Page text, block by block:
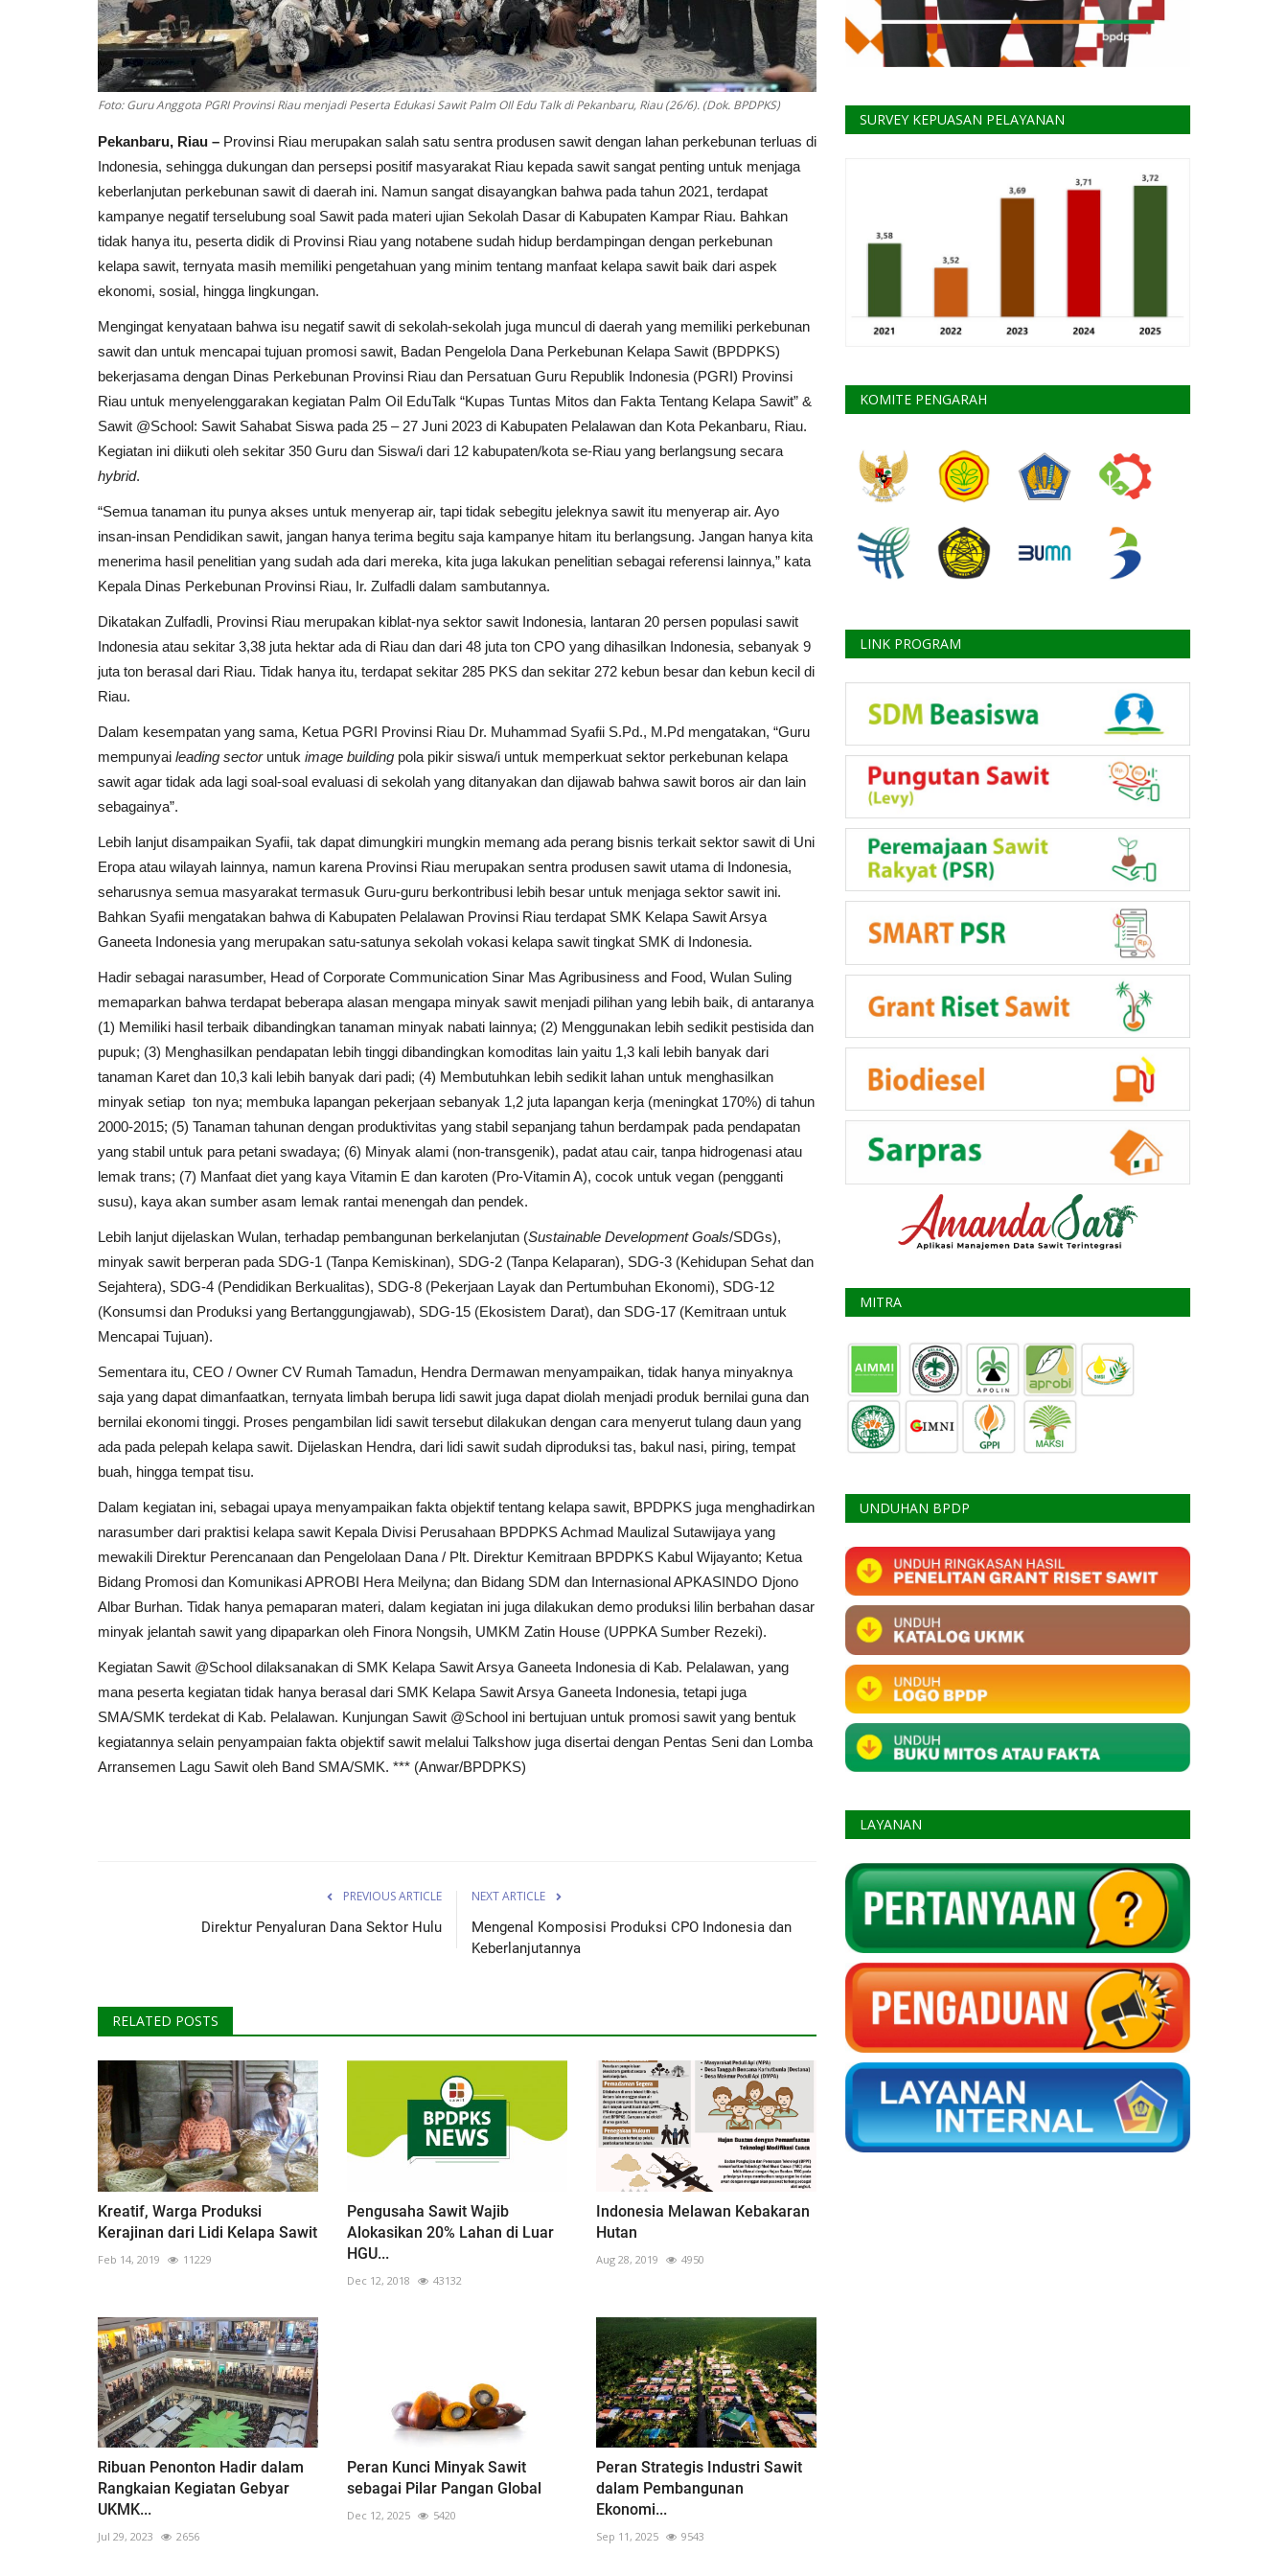
Foto: Guru Anggota PGRI Provinsi Riau menjadi Peserta Edukasi Sawit Palm OIl Edu Talk di Pekanbaru, Riau (26/6). (Dok. BPDPKS)
Pekanbaru, Riau – Provinsi Riau merupakan salah satu sentra produsen sawit dengan lahan perkebunan terluas di
Indonesia, sehingga dukungan dan persepsi positif masyarakat Riau kepada sawit sangat penting untuk menjaga
keberlanjutan perkebunan sawit di daerah ini. Namun sangat disayangkan bahwa pada tahun 2021, terdapat
kampanye negatif terselubung soal Sawit pada materi ujian Sekolah Dasar di Kabupaten Kampar Riau. Bahkan
tidak hanya itu, peserta didik di Provinsi Riau yang notabene sudah hidup berdampingan dengan perkebunan
kelapa sawit, ternyata masih memiliki pengetahuan yang minim tentang manfaat kelapa sawit baik dari aspek
ekonomi, sosial, hingga lingkungan.
Mengingat kenyataan bahwa isu negatif sawit di sekolah-sekolah juga muncul di daerah yang memiliki perkebunan
sawit dan untuk mencapai tujuan promosi sawit, Badan Pengelola Dana Perkebunan Kelapa Sawit (BPDPKS)
bekerjasama dengan Dinas Perkebunan Provinsi Riau dan Persatuan Guru Republik Indonesia (PGRI) Provinsi
Riau untuk menyelenggarakan kegiatan Palm Oil EduTalk “Kupas Tuntas Mitos dan Fakta Tentang Kelapa Sawit” &
Sawit @School: Sawit Sahabat Siswa pada 25 – 27 Juni 2023 di Kabupaten Pelalawan dan Kota Pekanbaru, Riau.
Kegiatan ini diikuti oleh sekitar 350 Guru dan Siswa/i dari 12 kabupaten/kota se-Riau yang berlangsung secara
hybrid.
“Semua tanaman itu punya akses untuk menyerap air, tapi tidak sebegitu jeleknya sawit itu menyerap air. Ayo
insan-insan Pendidikan sawit, jangan hanya terima begitu saja kampanye hitam itu berlangsung. Jangan hanya kita
menerima hasil penelitian yang sudah ada dari mereka, kita juga lakukan penelitian sebagai referensi lainnya,” kata
Kepala Dinas Perkebunan Provinsi Riau, Ir. Zulfadli dalam sambutannya.
Dikatakan Zulfadli, Provinsi Riau merupakan kiblat-nya sektor sawit Indonesia, lantaran 20 persen populasi sawit
Indonesia atau sekitar 3,38 juta hektar ada di Riau dan dari 48 juta ton CPO yang dihasilkan Indonesia, sebanyak 9
juta ton berasal dari Riau. Tidak hanya itu, terdapat sekitar 285 PKS dan sekitar 272 kebun besar dan kebun kecil di
Riau.
Dalam kesempatan yang sama, Ketua PGRI Provinsi Riau Dr. Muhammad Syafii S.Pd., M.Pd mengatakan, “Guru
mempunyai leading sectoruntuk image building pola pikir siswa/i untuk memperkuat sektor perkebunan kelapa
sawit agar tidak ada lagi soal-soal evaluasi di sekolah yang ditanyakan dan dijawab bahwa sawit boros air dan lain
sebagainya”.
Lebih lanjut disampaikan Syafii, tak dapat dimungkiri mungkin memang ada perang bisnis terkait sektor sawit di Uni
Eropa atau wilayah lainnya, namun karena Provinsi Riau merupakan sentra produsen sawit utama di Indonesia,
seharusnya semua masyarakat termasuk Guru-guru berkontribusi lebih besar untuk menjaga sektor sawit ini.
Bahkan Syafii mengatakan bahwa di Kabupaten Pelalawan Provinsi Riau terdapat SMK Kelapa Sawit Arsya
Ganeeta Indonesia yang merupakan satu-satunya sekolah vokasi kelapa sawit tingkat SMK di Indonesia.
Hadir sebagai narasumber, Head of Corporate Communication Sinar Mas Agribusiness and Food, Wulan Suling
memaparkan bahwa terdapat beberapa alasan mengapa minyak sawit menjadi pilihan yang lebih baik, di antaranya
(1) Memiliki hasil terbaik dibandingkan tanaman minyak nabati lainnya; (2) Menggunakan lebih sedikit pestisida dan
pupuk; (3) Menghasilkan pendapatan lebih tinggi dibandingkan komoditas lain yaitu 1,3 kali lebih banyak dari
tanaman Karet dan 10,3 kali lebih banyak dari padi; (4) Membutuhkan lebih sedikit lahan untuk menghasilkan
minyak setiap ton nya; membuka lapangan pekerjaan sebanyak 1,2 juta lapangan kerja (meningkat 170%) di tahun
2000-2015; (5) Tanaman tahunan dengan produktivitas yang stabil sepanjang tahun berdampak pada pendapatan
yang stabil untuk para petani swadaya; (6) Minyak alami (non-transgenik), padat atau cair, tanpa hidrogenasi atau
lemak trans; (7) Manfaat diet yang kaya Vitamin E dan karoten (Pro-Vitamin A), cocok untuk vegan (pengganti
susu), kaya akan sumber asam lemak rantai menengah dan pendek.
Lebih lanjut dijelaskan Wulan, terhadap pembangunan berkelanjutan (Sustainable Development Goals/SDGs),
minyak sawit berperan pada SDG-1 (Tanpa Kemiskinan), SDG-2 (Tanpa Kelaparan), SDG-3 (Kehidupan Sehat dan
Sejahtera), SDG-4 (Pendidikan Berkualitas), SDG-8 (Pekerjaan Layak dan Pertumbuhan Ekonomi), SDG-12
(Konsumsi dan Produksi yang Bertanggungjawab), SDG-15 (Ekosistem Darat), dan SDG-17 (Kemitraan untuk
Mencapai Tujuan).
Sementara itu, CEO / Owner CV Rumah Tamadun, Hendra Dermawan menyampaikan, tidak hanya minyaknya
saja yang dapat dimanfaatkan, ternyata limbah berupa lidi sawit juga dapat diolah menjadi produk bernilai guna dan
bernilai ekonomi tinggi. Proses pengambilan lidi sawit tersebut dilakukan dengan cara menyerut tulang daun yang
ada pada pelepah kelapa sawit. Dijelaskan Hendra, dari lidi sawit sudah diproduksi tas, bakul nasi, piring, tempat
buah, hingga tempat tisu.
Dalam kegiatan ini, sebagai upaya menyampaikan fakta objektif tentang kelapa sawit, BPDPKS juga menghadirkan
narasumber dari praktisi kelapa sawit Kepala Divisi Perusahaan BPDPKS Achmad Maulizal Sutawijaya yang
mewakili Direktur Perencanaan dan Pengelolaan Dana / Plt. Direktur Kemitraan BPDPKS Kabul Wijayanto; Ketua
Bidang Promosi dan Komunikasi APROBI Hera Meilyna; dan Bidang SDM dan Internasional APKASINDO Djono
Albar Burhan. Tidak hanya pemaparan materi, dalam kegiatan ini juga dilakukan demo produksi lilin berbahan dasar
minyak jelantah sawit yang dipaparkan oleh Finora Nongsih, UMKM Zatin House (UPPKA Sumber Rezeki).
Kegiatan Sawit @School dilaksanakan di SMK Kelapa Sawit Arsya Ganeeta Indonesia di Kab. Pelalawan, yang
mana peserta kegiatan tidak hanya berasal dari SMK Kelapa Sawit Arsya Ganeeta Indonesia, tetapi juga
SMA/SMK terdekat di Kab. Pelalawan. Kunjungan Sawit @School ini bertujuan untuk promosi sawit yang bentuk
kegiatannya selain penyampaian fakta objektif sawit melalui Talkshow juga disertai dengan Pentas Seni dan Lomba
Arransemen Lagu Sawit oleh Band SMA/SMK. *** (Anwar/BPDPKS)
PREVIOUS ARTICLE
Direktur Penyaluran Dana Sektor Hulu
NEXT ARTICLE
Mengenal Komposisi Produksi CPO Indonesia dan
Keberlanjutannya
RELATED POSTS
Kreatif, Warga Produksi
Kerajinan dari Lidi Kelapa Sawit
Feb 14, 2019 11229
Pengusaha Sawit Wajib
Alokasikan 20% Lahan di Luar
HGU...
Dec 12, 2018 43132
Indonesia Melawan Kebakaran
Hutan
Aug 28, 2019 4950
Ribuan Penonton Hadir dalam
Rangkaian Kegiatan Gebyar
UKMK...
Jul 29, 2023 2656
Peran Kunci Minyak Sawit
sebagai Pilar Pangan Global
Dec 12, 2025 5420
Peran Strategis Industri Sawit
dalam Pembangunan
Ekonomi...
Sep 11, 2025 9543
SURVEY KEPUASAN PELAYANAN
KOMITE PENGARAH
LINK PROGRAM
MITRA
UNDUHAN BPDP
LAYANAN